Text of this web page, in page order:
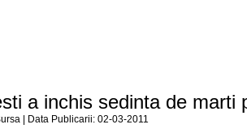
a inchis sedinta de marti
| Data Publicarii: 02-03-2011